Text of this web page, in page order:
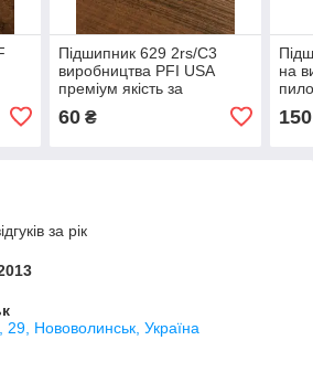
Підшипник 629 2rs/C3
виробництва PFI USA
преміум якість за
60₴
на
150
за рік
Нововолинськ, Україна